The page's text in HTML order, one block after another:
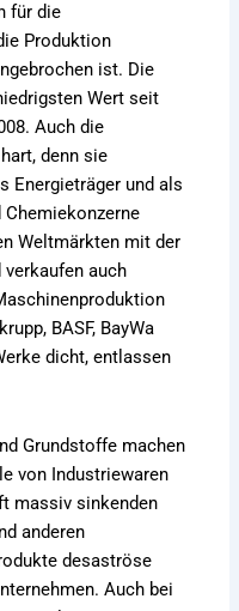
für die
Produktion
ist. Die
Wert seit
Auch die
denn sie
Energieträger und als
Weltmärkten mit der
auch
BASF, BayWa
dicht, entlassen
Grundstoffe machen
von Industriewaren
massiv sinkenden
anderen
desaströse
Auch bei